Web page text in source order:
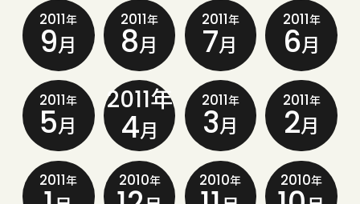
2011年
9月
2011年
8月
2011年
7月
2011年
6月
2011年
5月
2011年
4月
2011年
3月
2011年
2月
2011年 2010年 2010年 2010年